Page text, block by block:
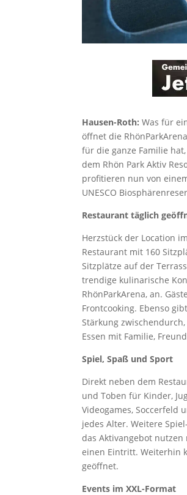
Hausen-Roth:Was für
öffnet die
für die ganze Familie
dem Rhön Park Aktiv
profitieren nun von
UNESCO
Restaurant täglich
Herzstück der Location
Restaurant mit 160
Sitzplätze auf der
trendige kulinarische
RhönParkArena, an.
Frontcooking. Ebenso
Stärkung
Essen mit Familie,
Spiel, Spaß und Sport
Direkt neben dem
und Toben für Kinder,
Videogames,
jedes Alter. Weitere
das Aktivangebot nutzen
einen Eintritt. Weiterhin
geöffnet.
Events im XXL-Format